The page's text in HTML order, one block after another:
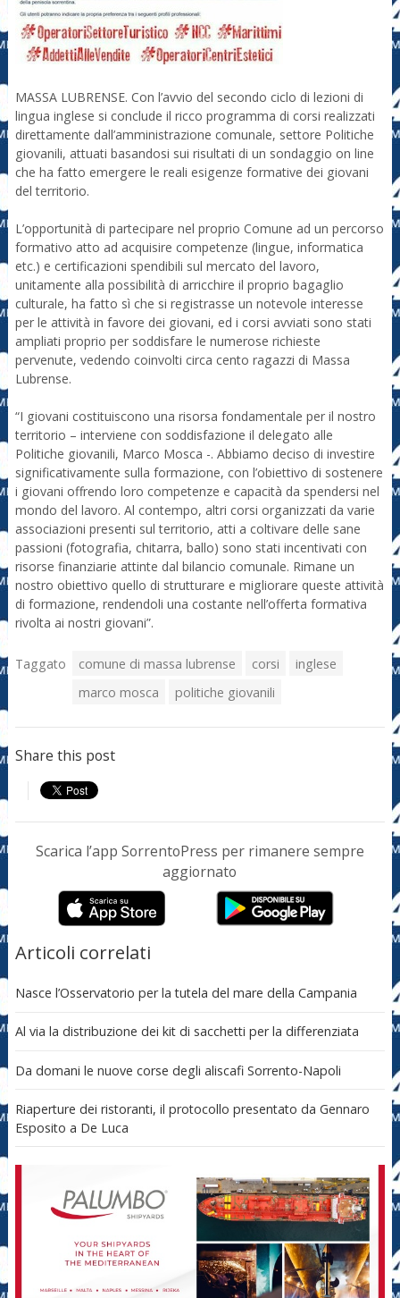
MASSA LUBRENSE. Con l’avvio del secondo ciclo di lezioni di
lingua inglese si conclude il ricco programma di corsi realizzati
direttamente dall’amministrazione comunale, settore Politiche
giovanili, attuati basandosi sui risultati di un sondaggio on line
che ha fatto emergere le reali esigenze formative dei giovani
del territorio.
L’opportunità di partecipare nel proprio Comune ad un percorso
formativo atto ad acquisire competenze (lingue, informatica
etc.) e certificazioni spendibili sul mercato del lavoro,
unitamente alla possibilità di arricchire il proprio bagaglio
culturale, ha fatto sì che si registrasse un notevole interesse
per le attività in favore dei giovani, ed i corsi avviati sono stati
ampliati proprio per soddisfare le numerose richieste
pervenute, vedendo coinvolti circa cento ragazzi di Massa
Lubrense.
“I giovani costituiscono una risorsa fondamentale per il nostro
territorio – interviene con soddisfazione il delegato alle
Politiche giovanili, Marco Mosca -. Abbiamo deciso di investire
significativamente sulla formazione, con l’obiettivo di sostenere
i giovani offrendo loro competenze e capacità da spendersi nel
mondo del lavoro. Al contempo, altri corsi organizzati da varie
associazioni presenti sul territorio, atti a coltivare delle sane
passioni (fotografia, chitarra, ballo) sono stati incentivati con
risorse finanziarie attinte dal bilancio comunale. Rimane un
nostro obiettivo quello di strutturare e migliorare queste attività
di formazione, rendendoli una costante nell’offerta formativa
rivolta ai nostri giovani”.
Taggato comune di massa lubrense corsi
inglese
marco mosca
politiche giovanili
Share this post
Scarica l’app SorrentoPress per rimanere sempre
aggiornato
Articoli correlati
Nasce l’Osservatorio per la tutela del mare della Campania
Al via la distribuzione dei kit di sacchetti per la differenziata
Da domani le nuove corse degli aliscafi Sorrento-Napoli
Riaperture dei ristoranti, il protocollo presentato da Gennaro
Esposito a De Luca